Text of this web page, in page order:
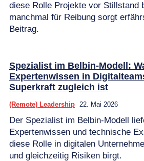
diese Rolle Projekte vor Stillstand
manchmal für Reibung sorgt
Beitrag.
Spezialist im Belbin-Modell:
Expertenwissen in
Superkraft zugleich ist
(Remote) Leadership 22. Mai 2026
Der Spezialist im Belbin-Modell
Expertenwissen und technische
diese Rolle in digitalen
und gleichzeitig Risiken birgt.